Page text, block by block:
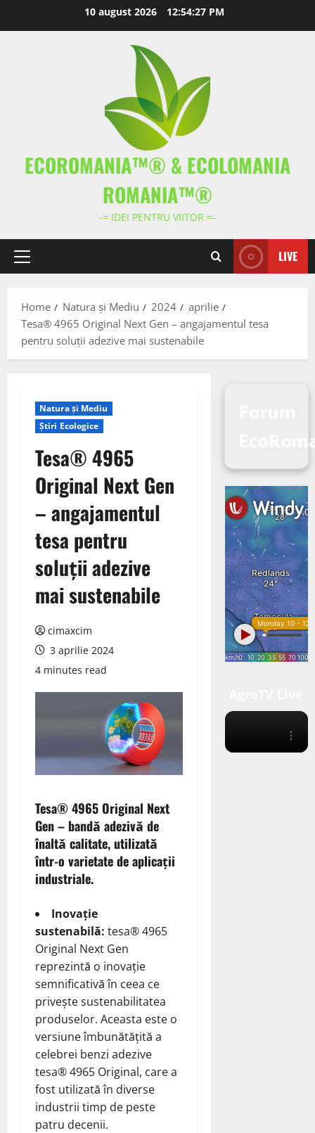
10 august 2026 12:54:28 PM
ECOROMANIA™® & ECOLOMANIA
ROMANIA™®
-= IDEI PENTRU VIITOR =-
Primary
LIVE
Home Natura și Mediu 2024
aprilie
Tesa® 4965 Original Next Gen – angajamentul tesa
pentru soluții adezive mai sustenabile
Natura și Mediu
Știri Ecologice
Tesa® 4965
Original Next Gen
– angajamentul
tesa pentru
soluții adezive
mai sustenabile
cimaxcim
3 aprilie 2024
4 minutes read
Tesa® 4965 Original Next
Gen – bandă adezivă de
înaltă calitate, utilizată
într-o varietate de aplicații
industriale.
Inovație
sustenabilă: tesa® 4965
Original Next Gen
reprezintă o inovație
semnificativă în ceea ce
privește sustenabilitatea
produselor. Aceasta este o
versiune îmbunătățită a
celebrei benzi adezive
tesa® 4965 Original, care a
fost utilizată în diverse
industrii timp de peste
patru decenii.